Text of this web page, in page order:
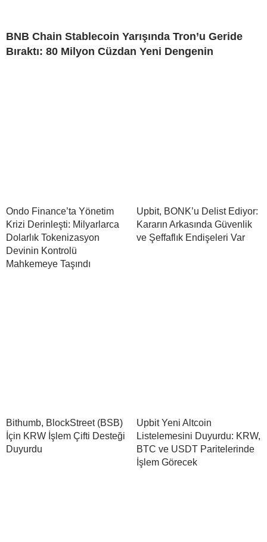
BNB Chain Stablecoin Yarışında Tron’u Geride
Bıraktı: 80 Milyon Cüzdan Yeni Dengenin
Ondo Finance’ta Yönetim
Krizi Derinleşti: Milyarlarca
Dolarlık Tokenizasyon
Devinin Kontrolü
Mahkemeye Taşındı
Upbit, BONK’u Delist Ediyor:
Kararın Arkasında Güvenlik
ve Şeffaflık Endişeleri Var
Bithumb, BlockStreet (BSB)
İçin KRW İşlem Çifti Desteği
Duyurdu
Upbit Yeni Altcoin
Listelemesini Duyurdu: KRW,
BTC ve USDT Paritelerinde
İşlem Görecek